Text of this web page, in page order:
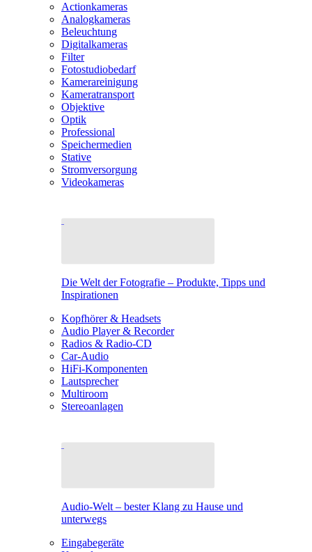
Actionkameras
Analogkameras
Beleuchtung
Digitalkameras
Filter
Fotostudiobedarf
Kamerareinigung
Kameratransport
Objektive
Optik
Professional
Speichermedien
Stative
Stromversorgung
Videokameras
Die Welt der Fotografie – Produkte, Tipps und
Inspirationen
Kopfhörer & Headsets
Audio Player & Recorder
Radios & Radio-CD
Car-Audio
HiFi-Komponenten
Lautsprecher
Multiroom
Stereoanlagen
Audio-Welt – bester Klang zu Hause und
unterwegs
Eingabegeräte